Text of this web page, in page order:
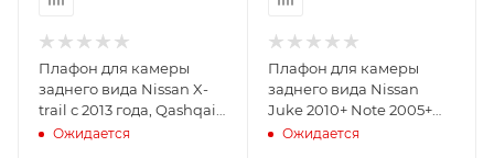
Плафон для камеры
заднего вида Nissan X-
trail с 2013 года, Qashqai
с 2014 года LeTrun 3704
Ожидается
Плафон для камеры
заднего вида Nissan
Juke 2010+ Note 2005+
Pathfinder 2010+,Patrol
Ожидается